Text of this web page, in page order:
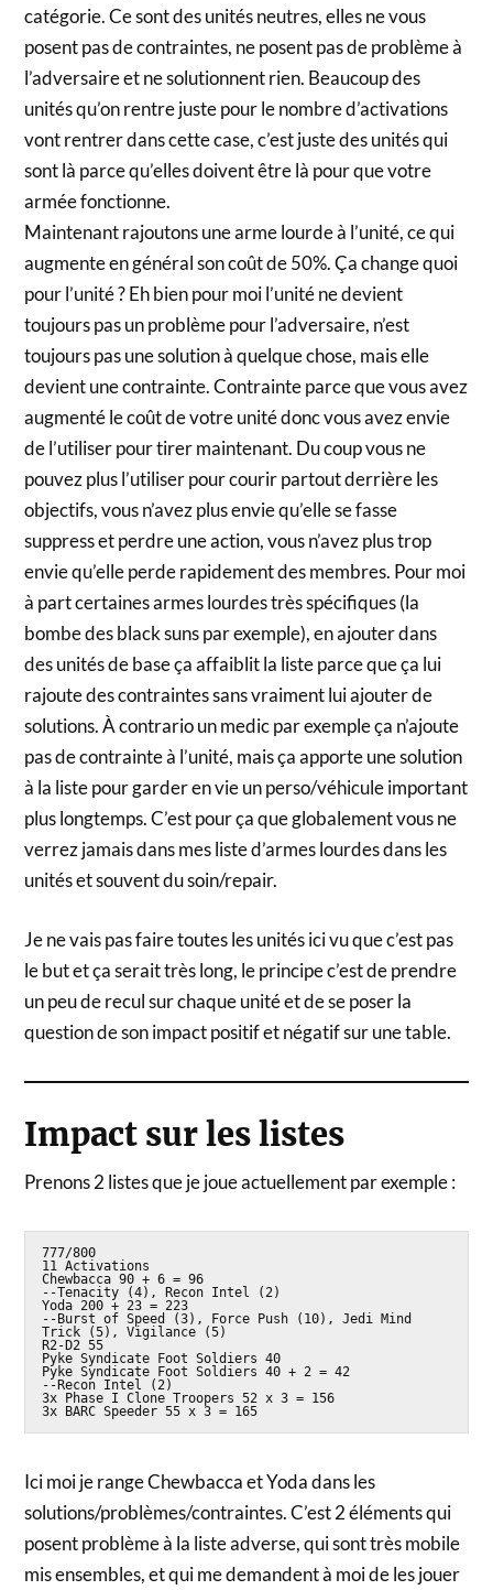
catégorie. Ce sont des unités neutres, elles ne vous
posent pas de contraintes, ne posent pas de problème à
l’adversaire et ne solutionnent rien. Beaucoup des
unités qu’on rentre juste pour le nombre d’activations
vont rentrer dans cette case, c’est juste des unités qui
sont là parce qu’elles doivent être là pour que votre
armée fonctionne.
Maintenant rajoutons une arme lourde à l’unité, ce qui
augmente en général son coût de 50%. Ça change quoi
pour l’unité ? Eh bien pour moi l’unité ne devient
toujours pas un problème pour l’adversaire, n’est
toujours pas une solution à quelque chose, mais elle
devient une contrainte. Contrainte parce que vous avez
augmenté le coût de votre unité donc vous avez envie
de l’utiliser pour tirer maintenant. Du coup vous ne
pouvez plus l’utiliser pour courir partout derrière les
objectifs, vous n’avez plus envie qu’elle se fasse
suppress et perdre une action, vous n’avez plus trop
envie qu’elle perde rapidement des membres. Pour moi
à part certaines armes lourdes très spécifiques (la
bombe des black suns par exemple), en ajouter dans
des unités de base ça affaiblit la liste parce que ça lui
rajoute des contraintes sans vraiment lui ajouter de
solutions. À contrario un medic par exemple ça n’ajoute
pas de contrainte à l’unité, mais ça apporte une solution
à la liste pour garder en vie un perso/véhicule important
plus longtemps. C’est pour ça que globalement vous ne
verrez jamais dans mes liste d’armes lourdes dans les
unités et souvent du soin/repair.
Je ne vais pas faire toutes les unités ici vu que c’est pas
le but et ça serait très long, le principe c’est de prendre
un peu de recul sur chaque unité et de se poser la
question de son impact positif et négatif sur une table.
Impact sur les listes
Prenons 2 listes que je joue actuellement par exemple :
777/800
11 Activations
Chewbacca 90 + 6 = 96
--Tenacity (4), Recon Intel (2)
Yoda 200 + 23 = 223
--Burst of Speed (3), Force Push (10), Jedi Mind
Trick (5), Vigilance (5)
R2-D2 55
Pyke Syndicate Foot Soldiers 40
Pyke Syndicate Foot Soldiers 40 + 2 = 42
--Recon Intel (2)
3x Phase I Clone Troopers 52 x 3 = 156
3x BARC Speeder 55 x 3 = 165
Ici moi je range Chewbacca et Yoda dans les
solutions/problèmes/contraintes. C’est 2 éléments qui
posent problème à la liste adverse, qui sont très mobile
mis ensembles, et qui me demandent à moi de les jouer